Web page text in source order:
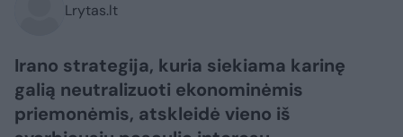
Lrytas.lt
Irano strategija, kuria siekiama karinę
galią neutralizuoti ekonominėmis
priemonėmis, atskleidė vieno iš